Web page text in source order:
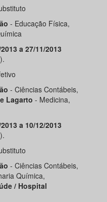
- Educação Física,
a 27/11/2013
- Ciências Contábeis,
Lagarto - Medicina,
a 10/12/2013
- Ciências Contábeis,
Química,
/ Hospital